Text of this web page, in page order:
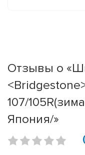
Отзывы о
107/
Япония/»